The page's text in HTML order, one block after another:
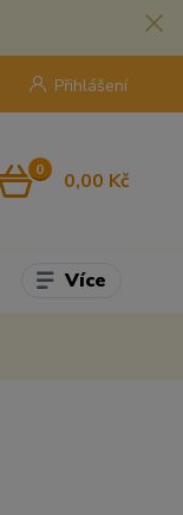
Přihlášení
0 0,00 Kč
Více